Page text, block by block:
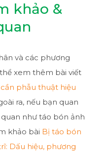
khảo &
và các phương
xem thêm bài viết
phẫu thuật hiệu
ra, nếu bạn quan
như táo bón ảnh
khảo bài Bị táo bón
Dấu hiệu, phương